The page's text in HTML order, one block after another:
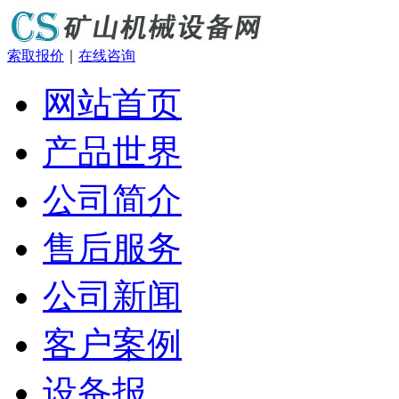
索取报价 在线咨询
网站首页
产品世界
公司简介
售后服务
公司新闻
客户案例